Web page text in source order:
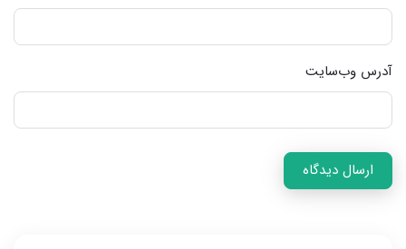
آدرس وب‌سایت
ارسال دیدگاه